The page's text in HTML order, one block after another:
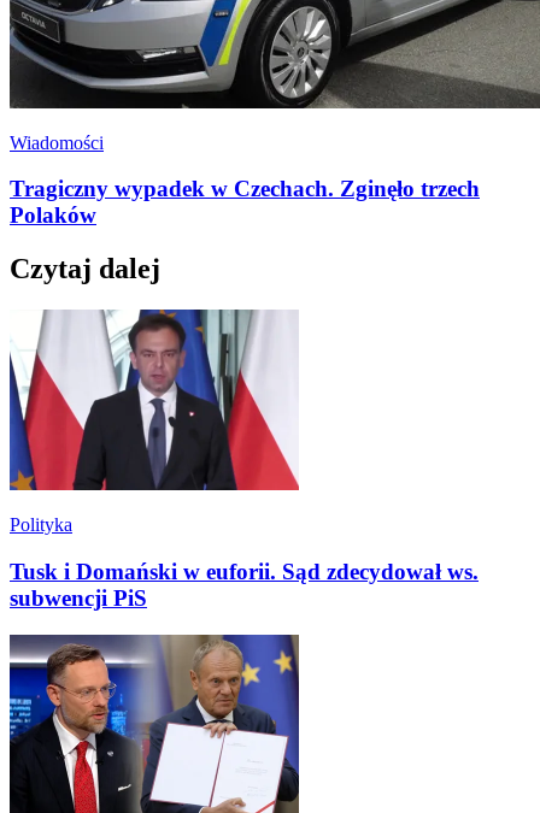
Wiadomości
Tragiczny wypadek w Czechach. Zginęło trzech
Polaków
Czytaj dalej
Polityka
Tusk i Domański w euforii. Sąd zdecydował ws.
subwencji PiS